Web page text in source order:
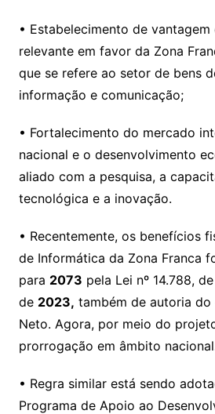
• Estabelecimento de
relevante em favor da Zona
que se refere ao setor de bens
informação e comunicação;
• Fortalecimento do mercado
nacional e o desenvolvimento
aliado com a pesquisa, a
tecnológica e a inovação.
• Recentemente, os benefícios
de Informática da Zona Franca
para 2073 pela Lei nº 14.788,
de 2023, também de autoria
Neto. Agora, por meio do
prorrogação em âmbito
• Regra similar está sendo
Programa de Apoio ao